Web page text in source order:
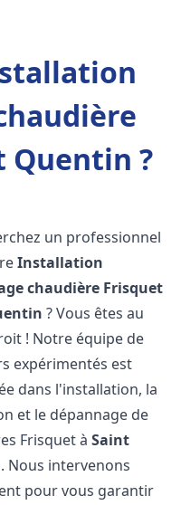
Quentin ?
un professionnel
Installation
chaudière Frisquet
? Vous êtes au
! Notre équipe de
expérimentés est
dans l'installation, la
et le dépannage de
Frisquet àSaint
. Nous intervenons
pour vous garantir